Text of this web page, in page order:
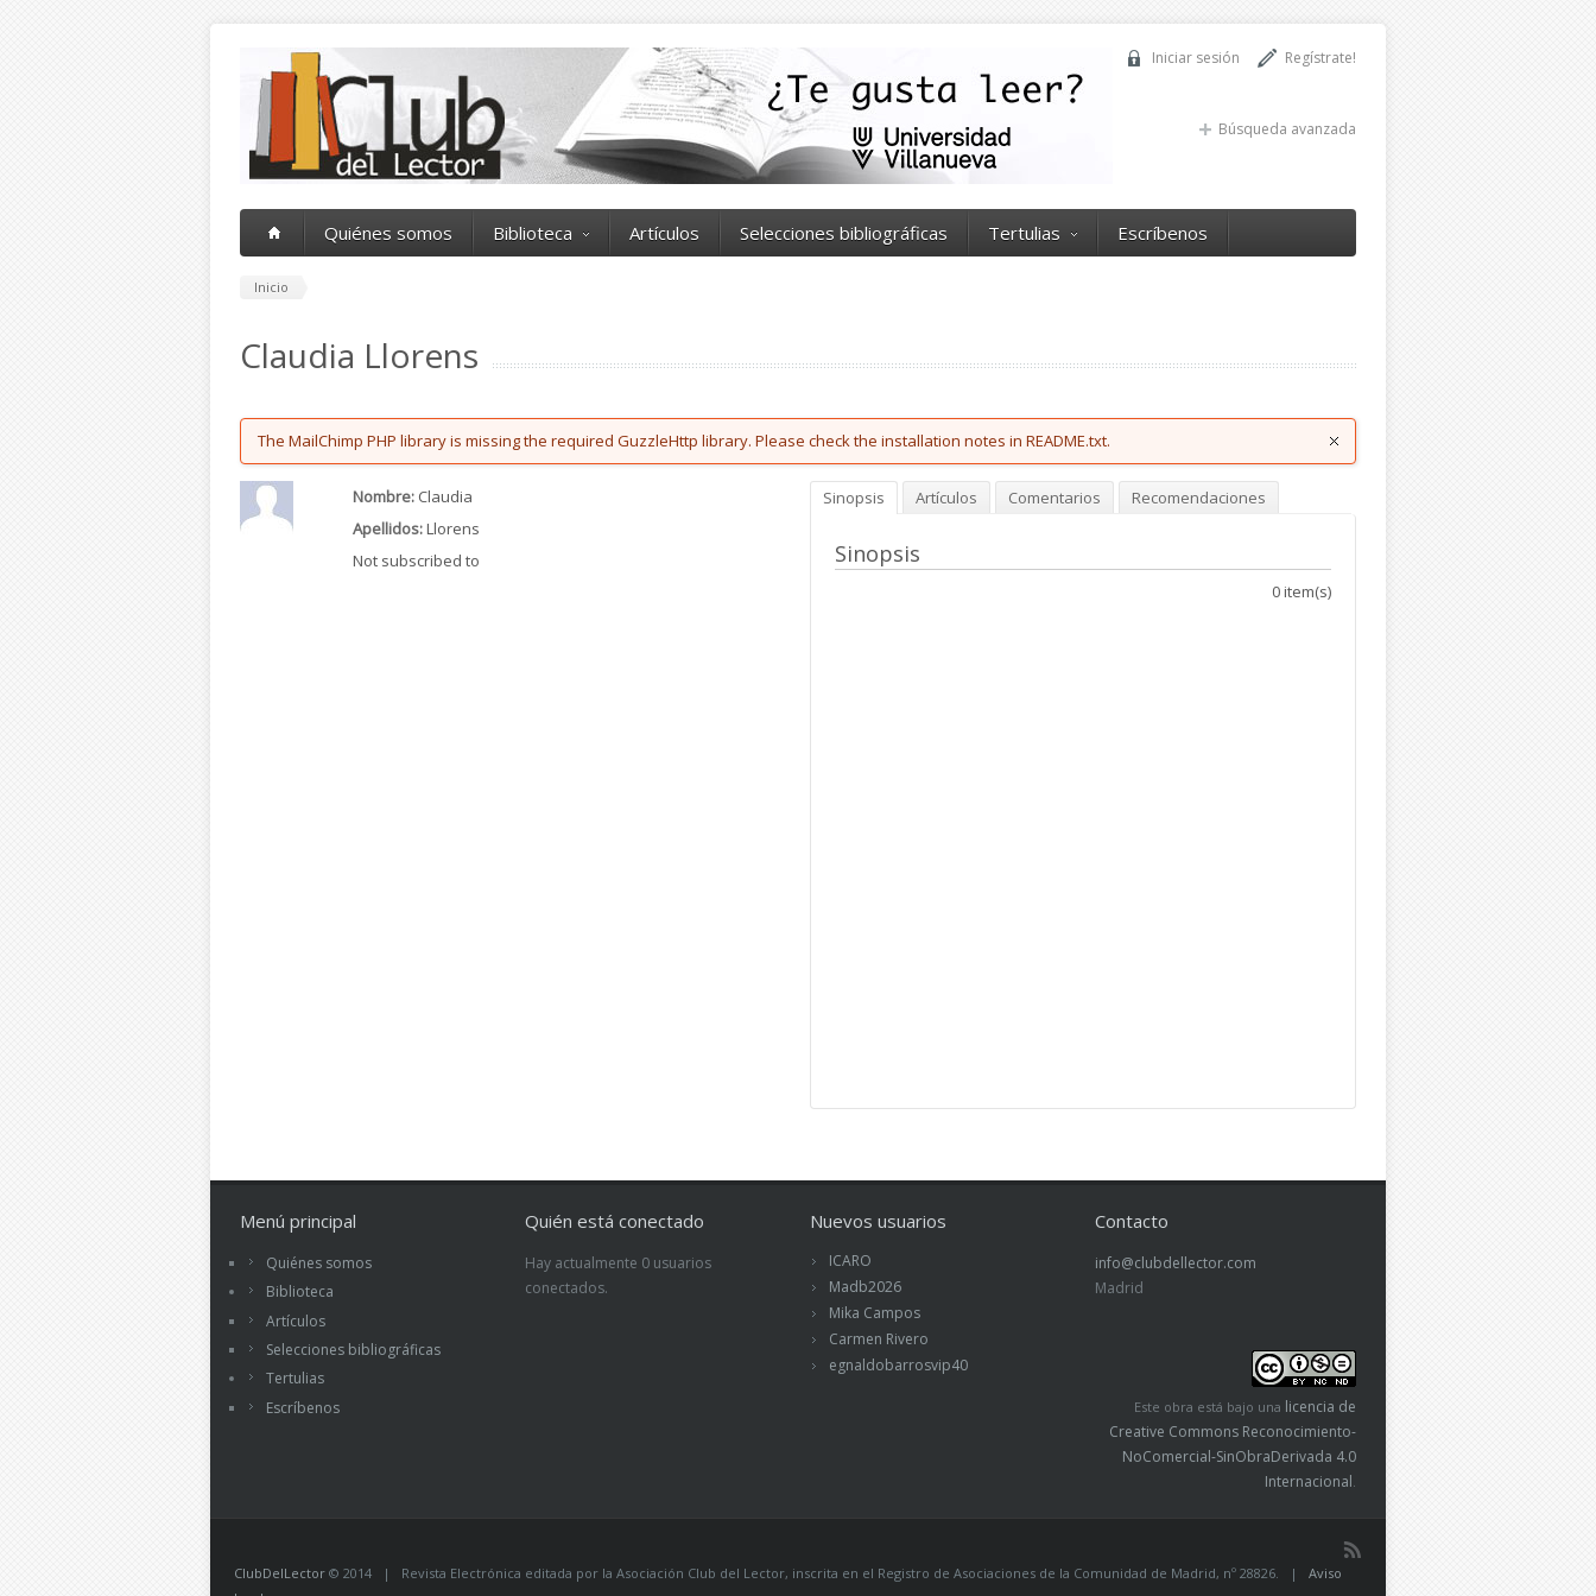
Regístrate!
Iniciar sesión
Búsqueda avanzada
Quiénes somos Biblioteca Artículos Selecciones bibliográficas Tertulias Escríbenos
Inicio
Claudia Llorens
Error message
The MailChimp PHP library is missing the required GuzzleHttp library. Please check the installation notes in README.txt.
Nombre: Claudia
Apellidos:Llorens
Not subscribed to
Sinopsis Artículos Comentarios Recomendaciones
Sinopsis
0 item(s)
Menú principal
Quiénes somos
Biblioteca
Artículos
Selecciones bibliográficas
Tertulias
Escríbenos
Quién está conectado
Hay actualmente 0 usuarios
conectados.
Nuevos usuarios
ICARO
Madb2026
Mika Campos
Carmen Rivero
egnaldobarrosvip40
Contacto
info@clubdellector.com
Madrid
Este obra está bajo una licencia de
Creative Commons Reconocimiento-
NoComercial-SinObraDerivada 4.0
Internacional
ClubDelLector © 2014 | Revista Electrónica editada por la Asociación Club del Lector, inscrita en el Registro de Asociaciones de la Comunidad de Madrid, nº 28826. | Aviso